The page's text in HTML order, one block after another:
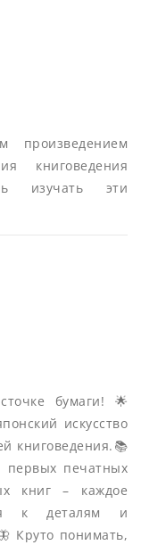
произведением
книговедения
изучать эти
бумаги! 🌟
искусство
книговедения.📚
первых печатных
книг – каждое
к деталям и
Круто понимать,